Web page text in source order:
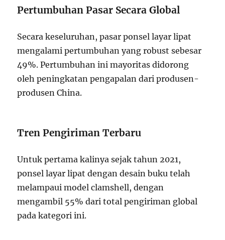
Pertumbuhan Pasar Secara Global
Secara keseluruhan, pasar ponsel layar lipat
mengalami pertumbuhan yang robust sebesar
49%. Pertumbuhan ini mayoritas didorong
oleh peningkatan pengapalan dari produsen-
produsen China.
Tren Pengiriman Terbaru
Untuk pertama kalinya sejak tahun 2021,
ponsel layar lipat dengan desain buku telah
melampaui model clamshell, dengan
mengambil 55% dari total pengiriman global
pada kategori ini.